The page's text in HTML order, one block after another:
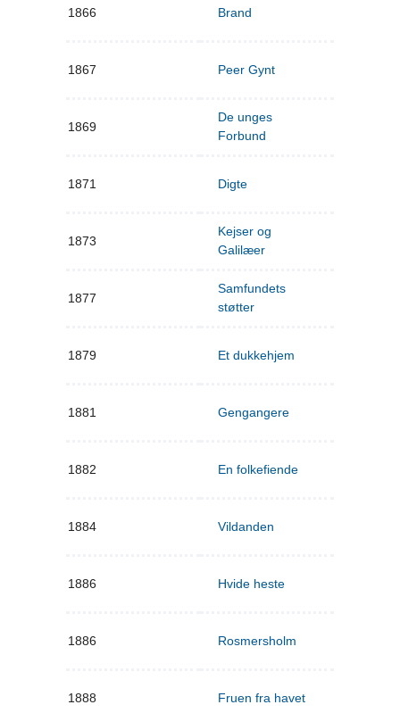
1866 Brand
1867 Peer Gynt
1869
De unges
Forbund
1871 Digte
1873
Kejser og
Galilæer
1877
Samfundets
støtter
1879 Et dukkehjem
1881 Gengangere
1882 En folkefiende
1884 Vildanden
1886 Hvide heste
1886 Rosmersholm
1888 Fruen fra havet